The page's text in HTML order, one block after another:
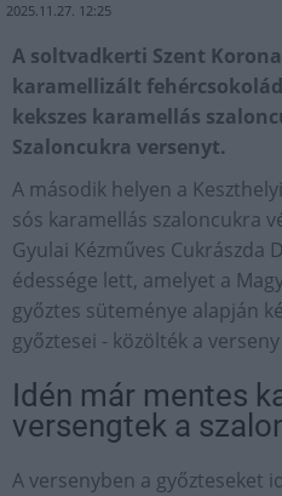
2025.11.27. 12:25
A soltvadkerti Szent
karamellizált
kekszes karamellás
Szaloncukra versenyt.
A második helyen a
sós karamellás szaloncukra
Gyulai Kézműves Cukrászda
édessége lett, amelyet a
győztes süteménye alapján
győztesei - közölték a
Idén már mentes
versengtek a
A versenyben a győzteseket